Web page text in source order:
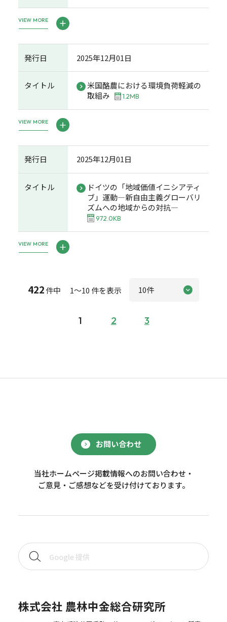
VIEW MORE
発行日 2025年12月01日
タイトル
米国酪農における環境負荷軽減の
取組み
1.2MB
VIEW MORE
発行日 2025年12月01日
タイトル
ドイツの「地域価値イニシアティ
ブ」運動―新自由主義グローバリ
ズムへの地域からの対抗―
972.0KB
VIEW MORE
422件中 1～10 件を表示
1 2 3
お問い合わせ
当社ホームページ掲載情報へのお問い合わせ・
ご意見・ご感想などを受け付けております。
株式会社 農林中金総合研究所